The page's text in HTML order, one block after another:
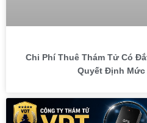
Chi Phí Thuê Thám Tử Có
Quyết Định Mức